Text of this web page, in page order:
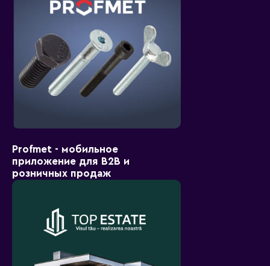
Profmet - мобильное
приложение для B2B и
розничных продаж